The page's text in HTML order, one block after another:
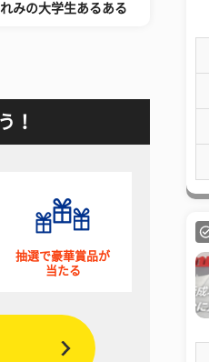
みの大学生あるある
！
抽選で豪華賞品が
当たる